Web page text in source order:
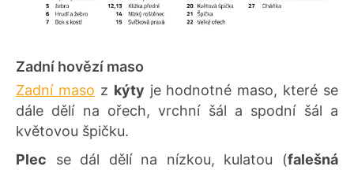
Zadní hovězí maso
Zadní maso z kýty je hodnotné maso, které se
dále dělí na ořech, vrchní šál a spodní šál a
květovou špičku.
Plec se dál dělí na nízkou, kulatou (falešná